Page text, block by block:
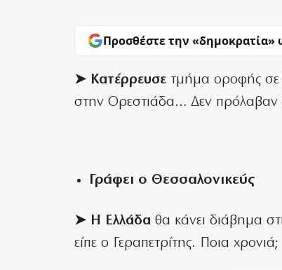
Προσθέστε την «δημοκρατία»
➤ Κατέρρευσε τμήμα οροφής σε
στην Ορεστιάδα… Δεν πρόλαβαν
Γράφει ο Θεσσαλονικεύς
➤ Η Ελλάδα θα κάνει διάβημα
είπε ο Γεραπετρίτης. Ποια χρονιά;